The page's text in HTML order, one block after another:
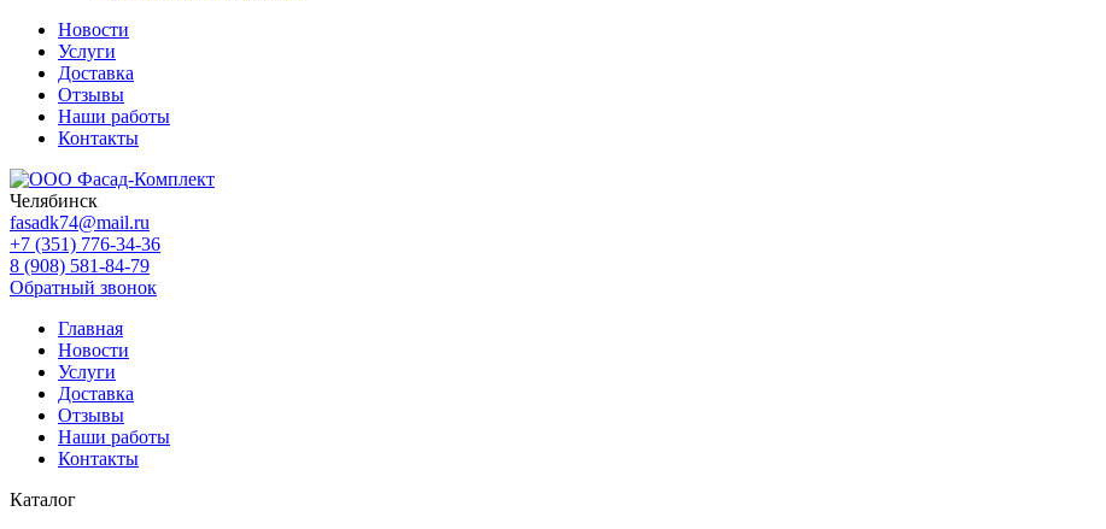
Новости
Услуги
Доставка
Отзывы
Наши работы
Контакты
Челябинск
fasadk74@mail.ru
+7 (351) 776-34-36
8 (908) 581-84-79
Обратный звонок
Главная
Новости
Услуги
Доставка
Отзывы
Наши работы
Контакты
Каталог